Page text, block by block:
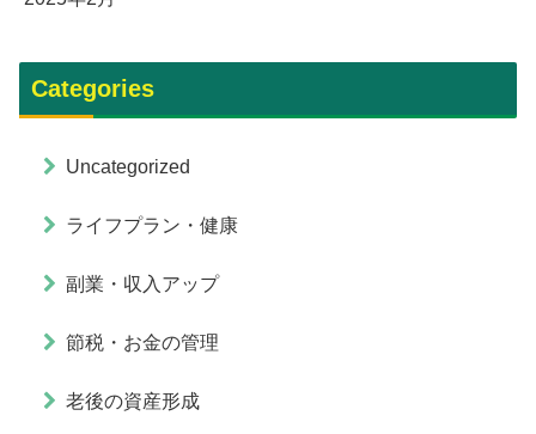
Categories
Uncategorized
ライフプラン・健康
副業・収入アップ
節税・お金の管理
老後の資産形成